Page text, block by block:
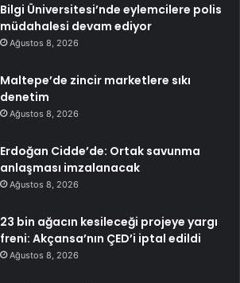
Bilgi Üniversitesi’nde eylemcilere polis
müdahalesi devam ediyor
Ağustos 8, 2026
Maltepe’de zincir marketlere sıkı
denetim
Ağustos 8, 2026
Erdoğan Cidde’de: Ortak savunma
anlaşması imzalanacak
Ağustos 8, 2026
23 bin ağacın kesileceği projeye yargı
freni: Akçansa’nın ÇED’i iptal edildi
Ağustos 8, 2026